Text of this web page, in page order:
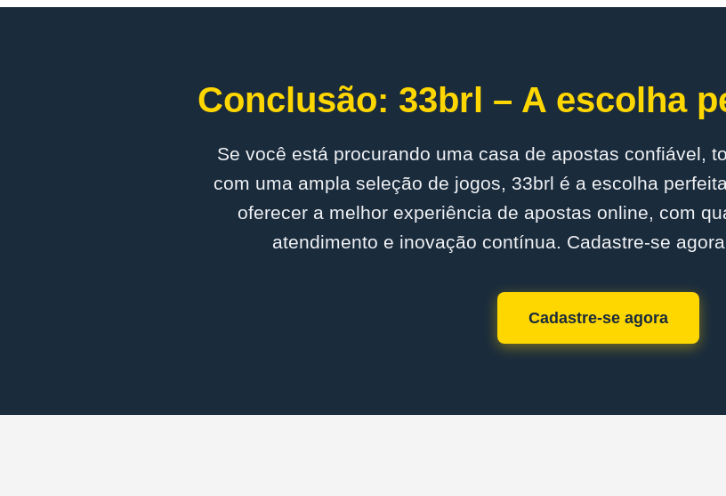
Conclusão: 33brl – A escolha
Se você está procurando uma casa de apostas confiável,
com uma ampla seleção de jogos, 33brl é a escolha
oferecer a melhor experiência de apostas online, com
atendimento e inovação contínua. Cadastre-se
Cadastre-se agora